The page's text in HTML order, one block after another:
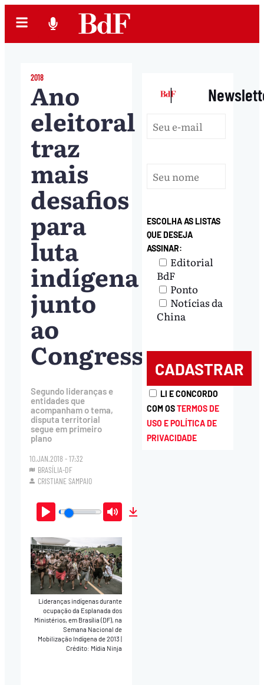
2018
Ano
eleitoral
traz
mais
desafios
para
luta
indígena
junto
ao
Congresso
Segundo lideranças e
entidades que
acompanham o tema,
disputa territorial
segue em primeiro
plano
10.JAN.2018 - 17:32
BRASÍLIA-DF
CRISTIANE SAMPAIO
Play Mute
Lideranças indígenas durante
ocupação da Esplanada dos
Ministérios, em Brasília (DF), na
Semana Nacional de
Mobilização Indígena de 2013
Crédito: Mídia Ninja
|
ESCOLHA AS LISTAS
QUE DESEJA
ASSINAR:
Editorial
BdF
Ponto
Notícias da
China
LI E CONCORDO
COM OSTERMOS DE
USO E POLÍTICA DE
PRIVACIDADE